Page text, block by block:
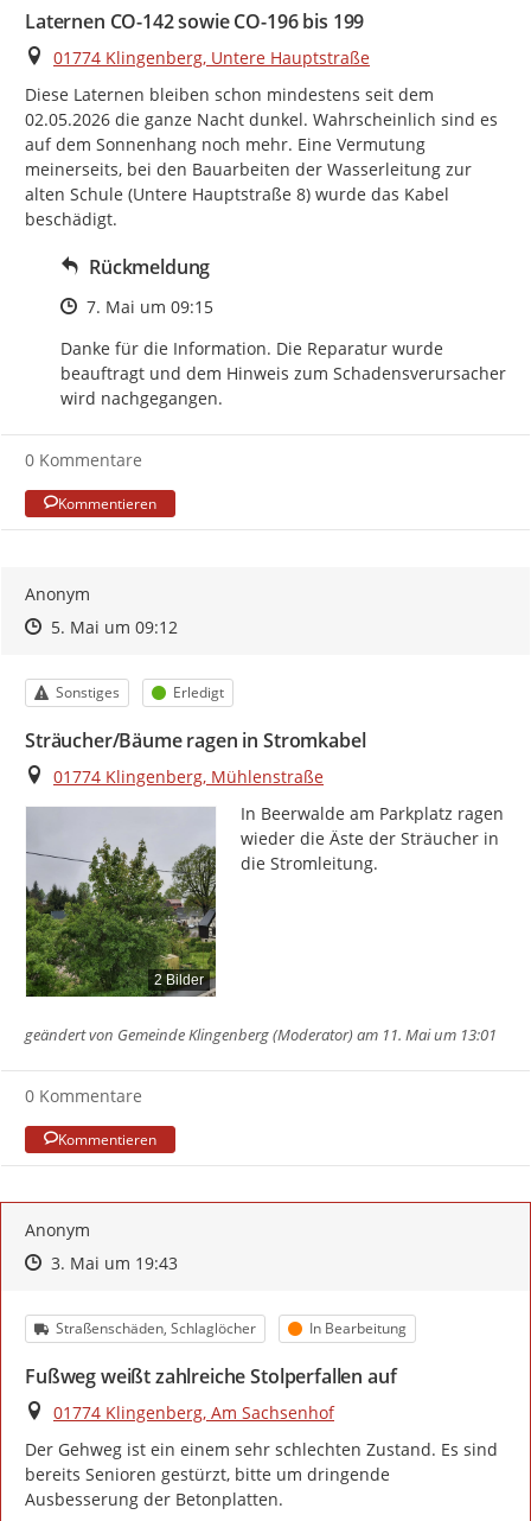
Laternen CO-142 sowie CO-196 bis 199
Ort
01774 Klingenberg, Untere Hauptstraße
Diese Laternen bleiben schon mindestens seit dem
02.05.2026 die ganze Nacht dunkel. Wahrscheinlich sind es
auf dem Sonnenhang noch mehr. Eine Vermutung
meinerseits, bei den Bauarbeiten der Wasserleitung zur
alten Schule (Untere Hauptstraße 8) wurde das Kabel
beschädigt.
Rückmeldung
Zeitpunkt des Erstellens
7. Mai um 09:15
Danke für die Information. Die Reparatur wurde
beauftragt und dem Hinweis zum Schadensverursacher
wird nachgegangen.
0 Kommentare
Kommentieren
Anonym
Zeitpunkt des Erstellens
Zeitpunkt des Erstellens
5. Mai um 09:12Zur Äußerung
Kategorie
Sonstiges Status
Erledigt
Sträucher/Bäume ragen in Stromkabel
Ort
01774 Klingenberg, Mühlenstraße
2 Bilder
In Beerwalde am Parkplatz ragen
wieder die Äste der Sträucher in
die Stromleitung.
geändert von Gemeinde Klingenberg (Moderator)am 11. Mai um 13:01
0 Kommentare
Kommentieren
Anonym
Zeitpunkt des Erstellens
Zeitpunkt des Erstellens
3. Mai um 19:43Zur Äußerung
Kategorie
Straßenschäden, Schlaglöcher Status
In Bearbeitung
Fußweg weißt zahlreiche Stolperfallen auf
Ort
01774 Klingenberg, Am Sachsenhof
Der Gehweg ist ein einem sehr schlechten Zustand. Es sind
bereits Senioren gestürzt, bitte um dringende
Ausbesserung der Betonplatten.